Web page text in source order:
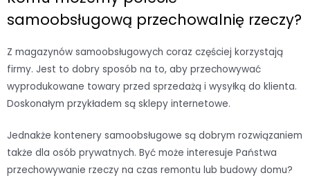
samoobsługową przechowalnię rzeczy?
Z magazynów samoobsługowych coraz częściej korzystają
firmy. Jest to dobry sposób na to, aby przechowywać
wyprodukowane towary przed sprzedażą i wysyłką do klienta.
Doskonałym przykładem są sklepy internetowe.
Jednakże kontenery samoobsługowe są dobrym rozwiązaniem
także dla osób prywatnych. Być może interesuje Państwa
przechowywanie rzeczy na czas remontu lub budowy domu?